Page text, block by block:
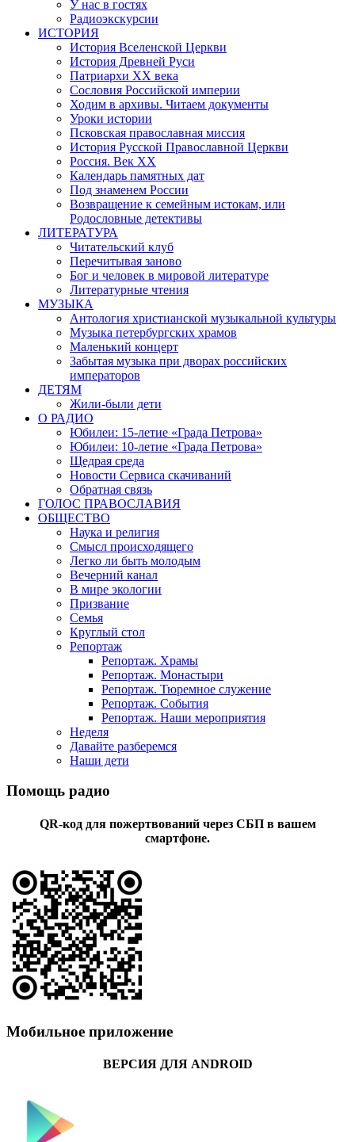
У нас в гостях
Радиоэкскурсии
ИСТОРИЯ
История Вселенской Церкви
История Древней Руси
Патриархи XX века
Сословия Российской империи
Ходим в архивы. Читаем документы
Уроки истории
Псковская православная миссия
История Русской Православной Церкви
Россия. Век ХХ
Календарь памятных дат
Под знаменем России
Возвращение к семейным истокам, или
Родословные детективы
ЛИТЕРАТУРА
Читательский клуб
Перечитывая заново
Бог и человек в мировой литературе
Литературные чтения
МУЗЫКА
Антология христианской музыкальной культуры
Музыка петербургских храмов
Маленький концерт
Забытая музыка при дворах российских
императоров
ДЕТЯМ
Жили-были дети
О РАДИО
Юбилеи: 15-летие «Града Петрова»
Юбилеи: 10-летие «Града Петрова»
Щедрая среда
Новости Сервиса скачиваний
Обратная связь
ГОЛОС ПРАВОСЛАВИЯ
ОБЩЕСТВО
Наука и религия
Смысл происходящего
Легко ли быть молодым
Вечерний канал
В мире экологии
Призвание
Семья
Круглый стол
Репортаж
Репортаж. Храмы
Репортаж. Монастыри
Репортаж. Тюремное служение
Репортаж. События
Репортаж. Наши мероприятия
Неделя
Давайте разберемся
Наши дети
Помощь радио
QR-код для пожертвований через СБП в вашем
смартфоне.
Мобильное приложение
ВЕРСИЯ ДЛЯ ANDROID